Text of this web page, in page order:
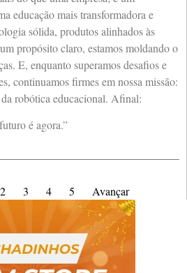
educação mais transformadora e
sólida, produtos alinhados às
propósito claro, estamos moldando o
E, enquanto superamos desafios e
continuamos firmes em nossa missão:
robótica educacional. Afinal:
é agora.”
2 3 4 5 Avançar